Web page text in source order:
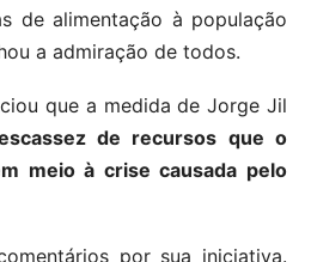
de alimentação à população
a admiração de todos.
que a medida de Jorge Jil
de recursos que o
meio à crise causada pelo
por sua iniciativa.